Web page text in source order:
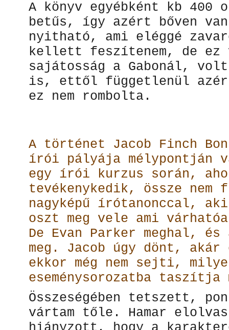
A könyv egyébként kb 400
betűs, így azért bőven
nyitható, ami eléggé
kellett feszítenem, de ez
sajátosság a Gabonál,
is, ettől függetlenül
ez nem rombolta.
A történet Jacob Finch
írói pályája mélypontján
egy írói kurzus során,
tevékenykedik, össze
nagyképű írótanonccal,
oszt meg vele ami
De Evan Parker meghal,
meg. Jacob úgy dönt,
ekkor még nem sejti,
eseménysorozatba taszítja
Összeségében tetszett,
vártam tőle. Hamar